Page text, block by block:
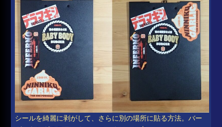
シールを綺麗に剥がして、さらに別の場所に貼る方法。バー